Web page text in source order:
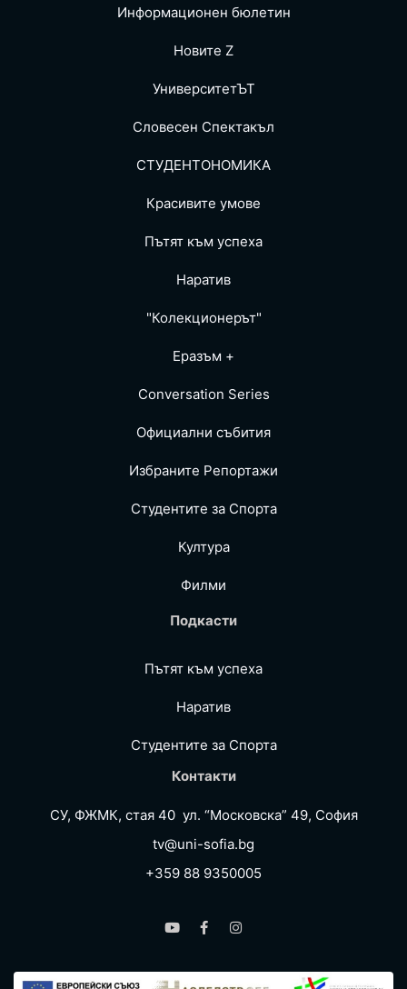
Информационен бюлетин
Новите Z
УниверситетЪТ
Словесен Спектакъл
СТУДЕНТОНОМИКА
Красивите умове
Пътят към успеха
Наратив
"Колекционерът"
Еразъм +
Conversation Series
Официални събития
Избраните Репoртажи
Студентите за Спортa
Култура
Филми
Подкасти
Пътят към успеха
Наратив
Студентите за Спортa
Контакти
СУ, ФЖМК, стая 40 ул. “Московска” 49, София
tv@uni-sofia.bg
+359 88 9350005